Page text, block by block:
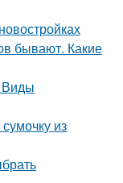
бывают. Какие
Виды
из